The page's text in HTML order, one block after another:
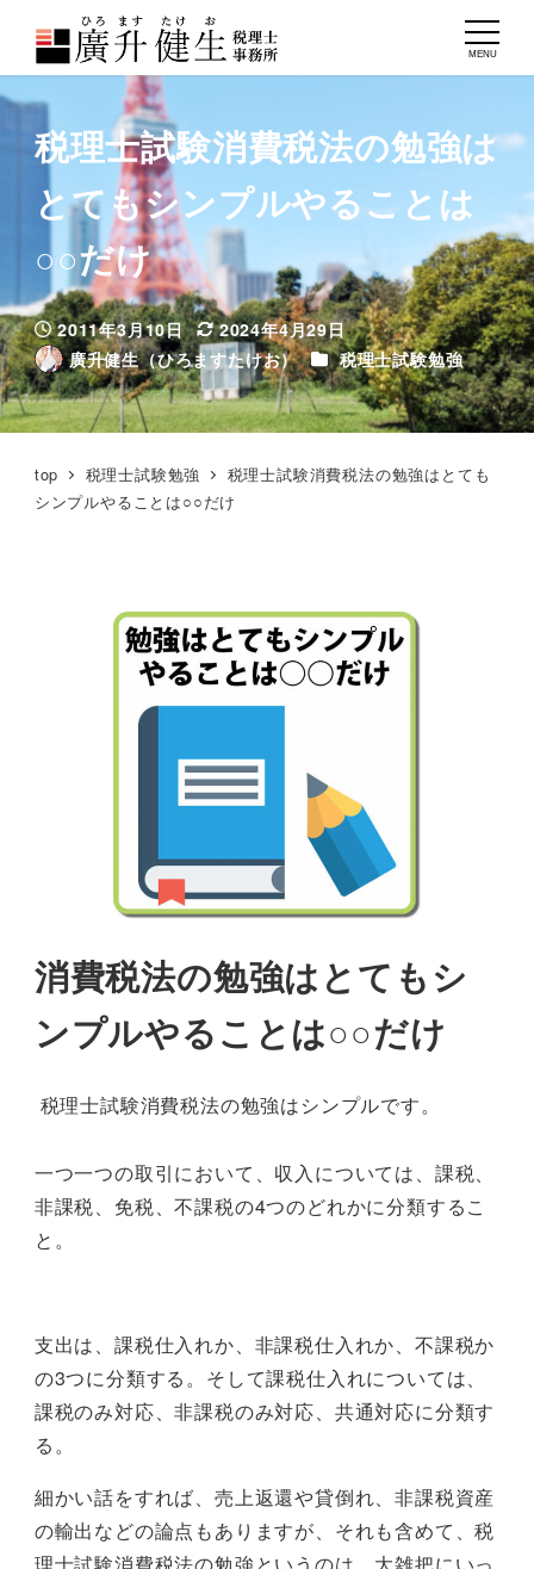
MENU
税理士試験消費税法の勉強は
とてもシンプルやることは
○○だけ
投稿日
2011年3月10日
更新日
2024年4月29日
著
者
廣升健生（ひろますたけお） カテゴリー
税理士試験勉強
top 税理士試験勉強
税理士試験消費税法の勉強はとても
シンプルやることは○○だけ
消費税法の勉強はとてもシ
ンプルやることは○○だけ
税理士試験消費税法の勉強はシンプルです。
一つ一つの取引において、収入については、課税、
非課税、免税、不課税の4つのどれかに分類するこ
と。
支出は、課税仕入れか、非課税仕入れか、不課税か
の3つに分類する。そして課税仕入れについては、
課税のみ対応、非課税のみ対応、共通対応に分類す
る。
細かい話をすれば、売上返還や貸倒れ、非課税資産
の輸出などの論点もありますが、それも含めて、税